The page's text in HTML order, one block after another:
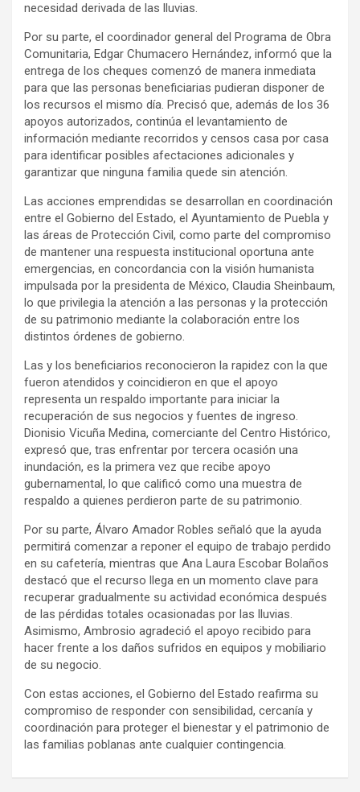
necesidad derivada de las lluvias.
Por su parte, el coordinador general del Programa de Obra
Comunitaria, Edgar Chumacero Hernández, informó que la
entrega de los cheques comenzó de manera inmediata
para que las personas beneficiarias pudieran disponer de
los recursos el mismo día. Precisó que, además de los 36
apoyos autorizados, continúa el levantamiento de
información mediante recorridos y censos casa por casa
para identificar posibles afectaciones adicionales y
garantizar que ninguna familia quede sin atención.
Las acciones emprendidas se desarrollan en coordinación
entre el Gobierno del Estado, el Ayuntamiento de Puebla y
las áreas de Protección Civil, como parte del compromiso
de mantener una respuesta institucional oportuna ante
emergencias, en concordancia con la visión humanista
impulsada por la presidenta de México, Claudia Sheinbaum,
lo que privilegia la atención a las personas y la protección
de su patrimonio mediante la colaboración entre los
distintos órdenes de gobierno.
Las y los beneficiarios reconocieron la rapidez con la que
fueron atendidos y coincidieron en que el apoyo
representa un respaldo importante para iniciar la
recuperación de sus negocios y fuentes de ingreso.
Dionisio Vicuña Medina, comerciante del Centro Histórico,
expresó que, tras enfrentar por tercera ocasión una
inundación, es la primera vez que recibe apoyo
gubernamental, lo que calificó como una muestra de
respaldo a quienes perdieron parte de su patrimonio.
Por su parte, Álvaro Amador Robles señaló que la ayuda
permitirá comenzar a reponer el equipo de trabajo perdido
en su cafetería, mientras que Ana Laura Escobar Bolaños
destacó que el recurso llega en un momento clave para
recuperar gradualmente su actividad económica después
de las pérdidas totales ocasionadas por las lluvias.
Asimismo, Ambrosio agradeció el apoyo recibido para
hacer frente a los daños sufridos en equipos y mobiliario
de su negocio.
Con estas acciones, el Gobierno del Estado reafirma su
compromiso de responder con sensibilidad, cercanía y
coordinación para proteger el bienestar y el patrimonio de
las familias poblanas ante cualquier contingencia.